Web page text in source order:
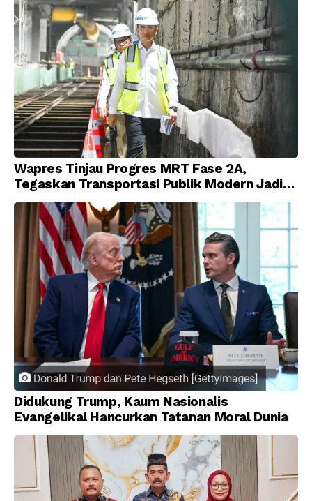
Wapres Tinjau Progres MRT Fase 2A,
Tegaskan Transportasi Publik Modern Jadi
Prioritas Nasional
Didukung Trump, Kaum Nasionalis
Evangelikal Hancurkan Tatanan Moral Dunia